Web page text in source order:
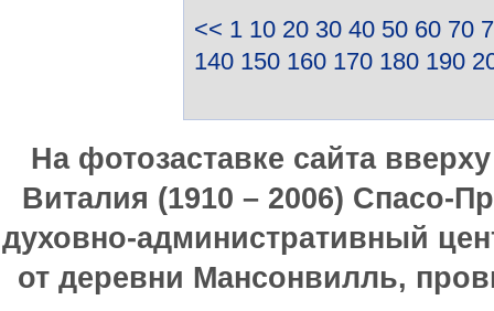
<< 1 10 20 30 40 50 60 70
140 150 160 170 180 190
На фотозаставке сайта
Виталия (1910 – 2006) Спасо-
духовно-административный
от деревни Мансонвилль,